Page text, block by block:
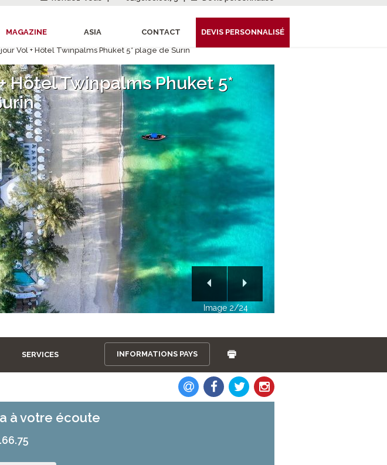
MAGAZINE ASIA CONTACT DEVIS PERSONNALISÉ
Vol + Hôtel Twinpalms Phuket 5* plage de Surin
Image 2/24
Hôtel Twinpalms Phuket 5*
SERVICES INFORMATIONS PAYS
à votre écoute